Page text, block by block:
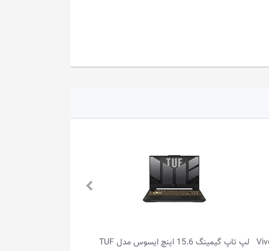
لپ تاپ گیمینگ 15.6 اینچ ایسوس مدل TUF
لپ تاپ گیمینگ 16.0 اینچ ایسوس مدل 天选